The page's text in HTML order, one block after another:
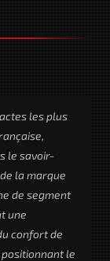
les plus
le savoir-
la marque
de segment
une
confort de
le